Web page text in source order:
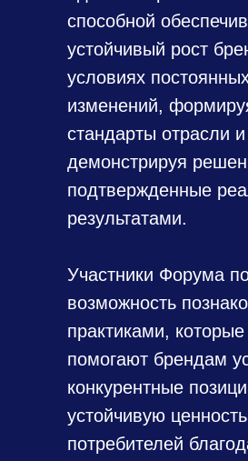
способной
устойчивый рост
условиях
изменений,
стандарты отрасли и
демонстрируя
подтвержденные
результатами.
Участники Форума
возможность
практиками,
помогают брендам
конкурентные
устойчивую
потребителей